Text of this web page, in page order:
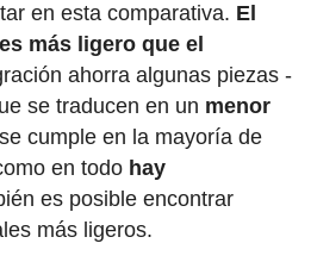
en esta comparativa. El
más ligero que el
ahorra algunas piezas -
se traducen en un menor
cumple en la mayoría de
en todohay
es posible encontrar
más ligeros.